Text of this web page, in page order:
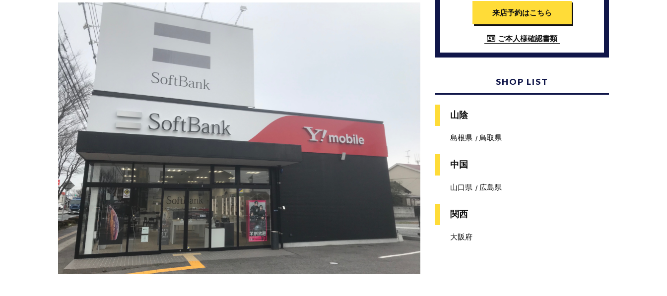
来店予約はこちら
ご本人様確認書類
SHOP LIST
山陰
島根県 鳥取県
中国
山口県 広島県
関西
大阪府